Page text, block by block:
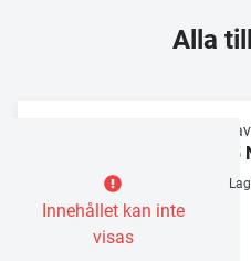
Alla
Innehållet kan inte
visas